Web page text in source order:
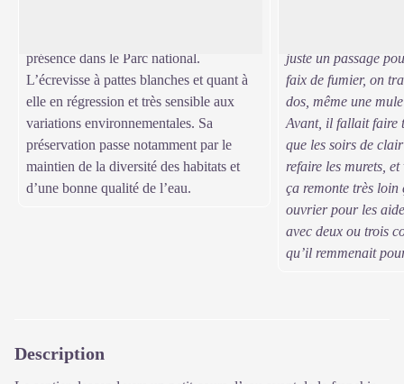
présence dans le Parc national.
L’écrevisse à pattes blanches et quant à
elle en régression et très sensible aux
variations environnementales. Sa
préservation passe notamment par le
maintien de la diversité des habitats et
d’une bonne qualité de l’eau.
juste un passage
faix de fumier, on
dos, même une
Avant, il fallait faire
que les soirs de
refaire les murets,
ça remonte très
ouvrier pour les
avec deux ou trois
qu’il remmenait
Description